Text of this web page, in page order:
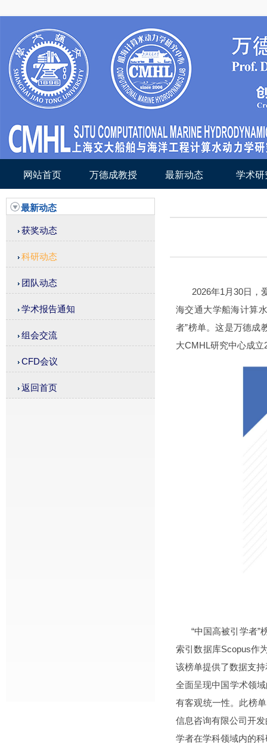
网站首页 万德成教授 最新动态 学术研
最新动态
获奖动态
科研动态
团队动态
学术报告通知
组会交流
CFD会议
返回首页
2026年1月30日，
海交通大学船海计算
者”榜单。这是万德成
大CMHL研究中心成
“中国高被引学者
索引数据库Scopus作
该榜单提供了数据支
全面呈现中国学术领
有客观统一性。此榜
信息咨询有限公司开
学者在学科领域内的